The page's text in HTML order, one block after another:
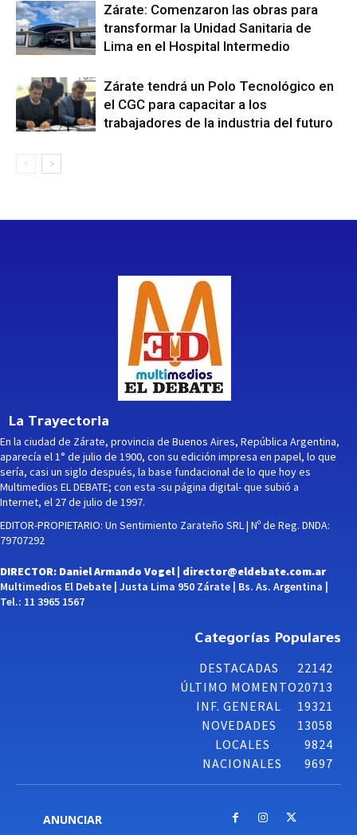
Zárate: Comenzaron las obras para
transformar la Unidad Sanitaria de
Lima en el Hospital Intermedio
Zárate tendrá un Polo Tecnológico en
el CGC para capacitar a los
trabajadores de la industria del futuro
La Trayectoria
En la ciudad de Zárate, provincia de Buenos Aires, República Argentina,
aparecía el 1° de julio de 1900, con su edición impresa en papel, lo que
sería, casi un siglo después, la base fundacional de lo que hoy es
Multimedios EL DEBATE; con esta -su página digital- que subió a
Internet, el 27 de julio de 1997.
EDITOR-PROPIETARIO: Un Sentimiento Zarateño SRL | Nº de Reg. DNDA:
79707292
DIRECTOR: Daniel Armando Vogel | director@eldebate.com.ar
Multimedios El Debate | Justa Lima 950 Zárate | Bs. As. Argentina |
Tel.: 11 3965 1567
Categorías Populares
DESTACADAS
22142
ÚLTIMO MOMENTO20713
INF. GENERAL
19321
NOVEDADES
13058
LOCALES
9824
NACIONALES
9697
ANUNCIAR